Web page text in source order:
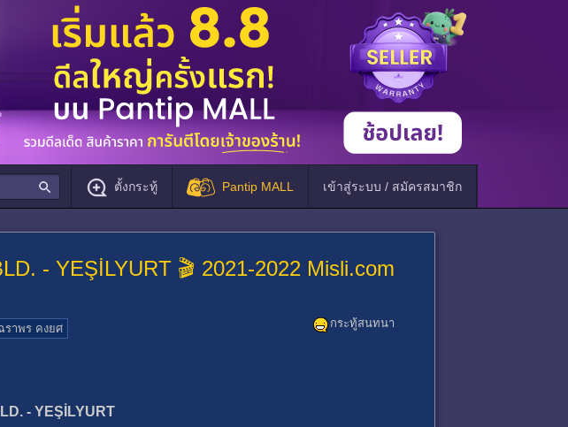
ตั้งกระทู้ Pantip MALL เข้าสู่ระบบ / สมัครสมาชิก
- YEŞİLYURT 🎬 2021-2022 Misli.com
กระทู้สนทนา
ราพร คงยศ
- YEŞİLYURT